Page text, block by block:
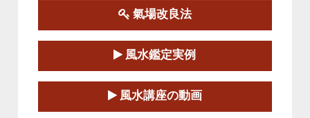
第１８期立命塾『実践的易学講座』
2025-06-21～2025-08-24
この講座の募集は終了しました。
第１８期立命塾「実践的四柱立命学（四
柱推命学）講座」
氣場改良法
風水鑑定実例
風水講座の動画